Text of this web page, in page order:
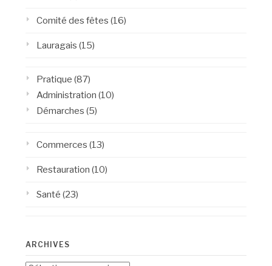
Comité des fêtes (16)
Lauragais (15)
Pratique (87)
Administration (10)
Démarches (5)
Commerces (13)
Restauration (10)
Santé (23)
ARCHIVES